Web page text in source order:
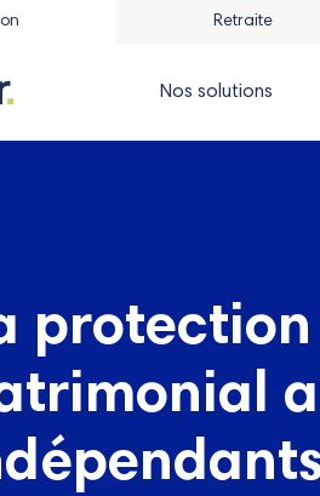
Retraite
Nos solutions